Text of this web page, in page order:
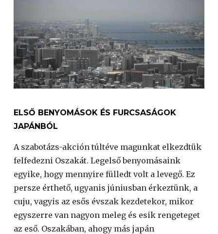
ELSŐ BENYOMÁSOK ÉS FURCSASÁGOK
JAPÁNBÓL
A szabotázs-akción túltéve magunkat elkezdtük
felfedezni Oszakát. Legelső benyomásaink
egyike, hogy mennyire fülledt volt a levegő. Ez
persze érthető, ugyanis júniusban érkeztünk, a
cuju, vagyis az esős évszak kezdetekor, mikor
egyszerre van nagyon meleg és esik rengeteget
az eső. Oszakában, ahogy más japán